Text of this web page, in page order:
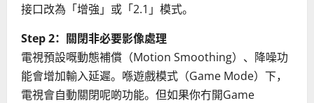
接口改為「增強」或「2.1」模式。
Step 2：關閉非必要影像處理
電視預設嘅動態補償（Motion Smoothing）、降噪功
能會增加輸入延遲。喺遊戲模式（Game Mode）下，
電視會自動關閉呢啲功能。但如果你冇開Game